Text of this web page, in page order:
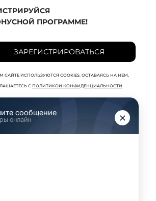
ПРОГРАММЕ!
ЗАРЕГИСТРИРОВАТЬСЯ
САЙТЕ ИСПОЛЬЗУЮТСЯ COOKIES. ОСТАВАЯСЬ НА НЕМ,
С ПОЛИТИКОЙ КОНФИДЕНЦИАЛЬНОСТИ